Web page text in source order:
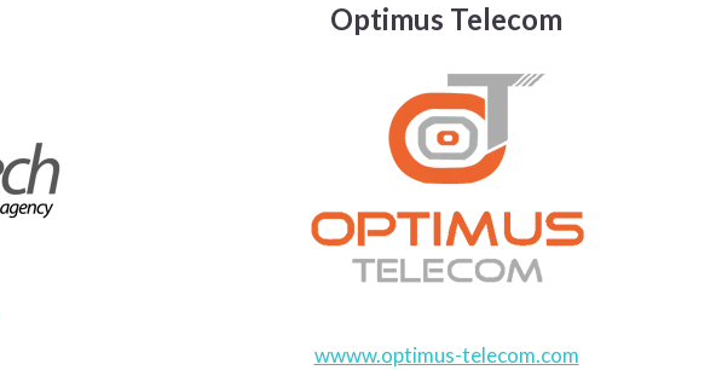
Optimus Telecom
wwww.optimus-telecom.com